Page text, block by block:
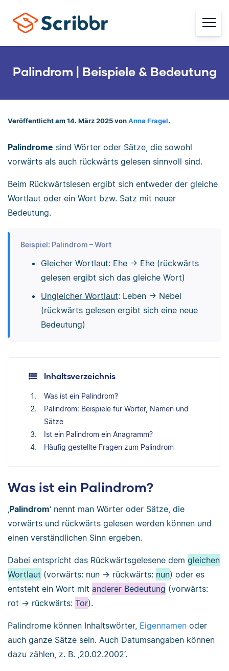
Palindrom | Beispiele & Bedeutung
Veröffentlicht am 14. März 2025 von Anna Fragel.
Palindrome sind Wörter oder Sätze, die sowohl
vorwärts als auch rückwärts gelesen sinnvoll sind.
Beim Rückwärtslesen ergibt sich entweder der gleiche
Wortlaut oder ein Wort bzw. Satz mit neuer
Bedeutung.
Beispiel: Palindrom – Wort
Gleicher Wortlaut: Ehe → Ehe (rückwärts
gelesen ergibt sich das gleiche Wort)
Ungleicher Wortlaut: Leben → Nebel
(rückwärts gelesen ergibt sich eine neue
Bedeutung)
Inhaltsverzeichnis
Was ist ein Palindrom?
Palindrom: Beispiele für Wörter, Namen und
Sätze
Ist ein Palindrom ein Anagramm?
Häufig gestellte Fragen zum Palindrom
Was ist ein Palindrom?
‚Palindrom‘ nennt man Wörter oder Sätze, die
vorwärts und rückwärts gelesen werden können und
einen verständlichen Sinn ergeben.
Dabei entspricht das Rückwärtsgelesene dem gleichen
Wortlaut (vorwärts: nun → rückwärts: nun) oder es
entsteht ein Wort mit anderer Bedeutung (vorwärts:
rot → rückwärts: Tor).
Palindrome können Inhaltswörter, Eigennamen oder
auch ganze Sätze sein. Auch Datumsangaben können
dazu zählen, z. B. ‚20.02.2002‘.